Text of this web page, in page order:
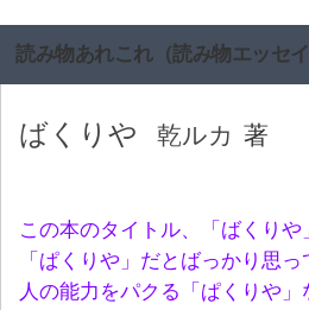
読み物あれこれ（読み物エッセ
ばくりや 乾ルカ 著
この本のタイトル、「ばくりや
「ぱくりや」だとばっかり思っ
人の能力をパクる「ぱくりや」